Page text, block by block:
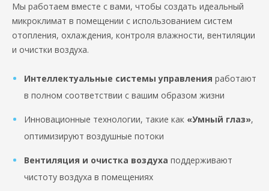
Мы работаем вместе с вами, чтобы создать идеальный
микроклимат в помещении с использованием систем
отопления, охлаждения, контроля влажности, вентиляции
и очистки воздуха.
Интеллектуальные системы управления работают
в полном соответствии с вашим образом жизни
Инновационные технологии, такие как «Умный глаз»,
оптимизируют воздушные потоки
Вентиляция и очистка воздуха поддерживают
чистоту воздуха в помещениях